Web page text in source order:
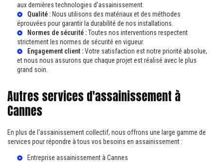
aux dernières technologies d'assainissement.
Qualité : Nous utilisons des matériaux et des méthodes
éprouvées pour garantir la durabilité de nos installations.
Normes de sécurité :Toutes nos interventions respectent
strictement les normes de sécurité en vigueur.
Engagement client :Votre satisfaction est notre priorité absolue,
et nous nous assurons que chaque projet est réalisé avec le plus
grand soin.
Autres services d'assainissement à
Cannes
En plus de l'assainissement collectif, nous offrons une large gamme de
services pour répondre à tous vos besoins en assainissement :
Entreprise assainissement à Cannes